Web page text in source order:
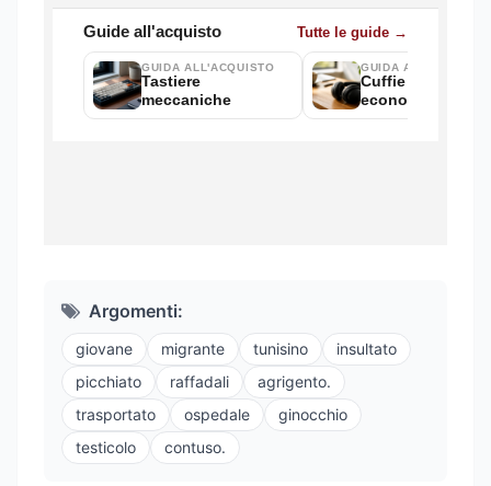
Argomenti:
giovane migrante tunisino
insultato
picchiato
raffadali
agrigento.
trasportato
ospedale
ginocchio
testicolo
contuso.